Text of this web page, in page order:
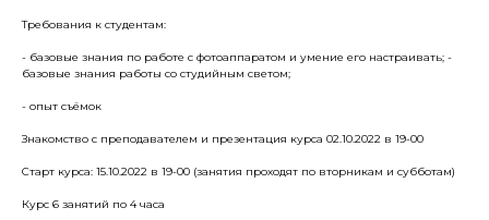
Требования к студентам:
- базовые знания по работе с фотоаппаратом и умение его настраивать; -
базовые знания работы со студийным светом;
- опыт съёмок
Знакомство с преподавателем и презентация курса 02.10.2022 в 19-00
Старт курса: 15.10.2022 в 19-00 (занятия проходят по вторникам и субботам)
Курс 6 занятий по 4 часа